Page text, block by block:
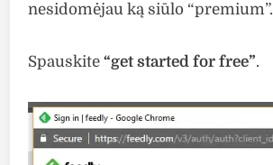
nesidomėjau ką siūlo “premium”.
Spauskite“get started for free”.